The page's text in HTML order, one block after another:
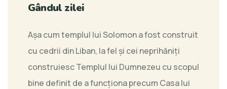
Gândul zilei
Așa cum templul lui Solomon a fost construit
cu cedrii din Liban, la fel și cei neprihăniți
construiesc Templul lui Dumnezeu cu scopul
bine definit de a funcționa precum Casa lui